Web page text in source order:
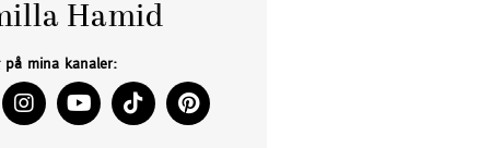
Hamid
på mina kanaler: